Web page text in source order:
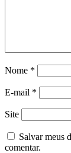
Nome *
E-mail *
Site
Salvar meus
comentar.